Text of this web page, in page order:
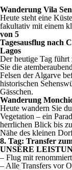
Wanderung Vila
Heute steht eine
fakultativ mit einem
von 5
Tagesausflug nach
Lagos
Der heutige Tag führt
Sie die
Felsen der Algarve
historischen
Gässchen.
Wanderung
Heute wandern Sie
Vegetation – ein
herrlichen Blick bis
Nähe des kleinen
8. Tag: Transfer
UNSERE
– Flug mit
– Alle Transfers vor